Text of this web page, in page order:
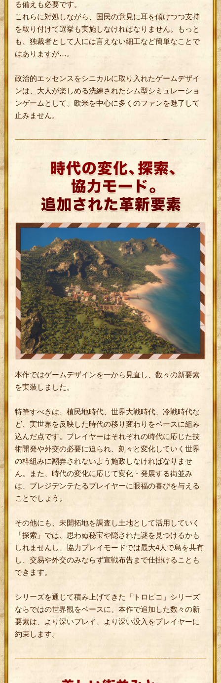
る備えも必要です。
これらに対処しながら、国民の意見に耳を傾けつつ支持
を取り付けて選挙も実施しなければなりません。もっと
も、独裁者として人には言えない細工など簡単なことで
はありますが…。
政治的エッセンスをシニカルに取り入れたゲームデザイ
ンは、大人が楽しめる洗練されたシム型シミュレーショ
ンゲームとして、欧米を中心に多くのファンを魅了して
止みません。
本作ではゲームデザインを一から見直し、数々の新要素
を実装しました。
特筆すべきは、植民地時代、世界大戦時代、冷戦時代な
ど、実世界を反映した時代の移り変わりをベースに組み
込んだ点です。プレイヤーはそれぞれの時代に応じた技
術開発や外交の必要に迫られ、刻々と変化していく世界
の枠組みに翻弄されないよう施政しなければなりませ
ん。また、時代の変化に応じて変化・発展する街並み
は、プレジデンテたるプレイヤーに眼福の喜びを与える
ことでしょう。
その他にも、未開拓地を調査し土地として活用していく
「探索」では、思わぬ秘宝や隠された謎を見つけるかも
しれませんし、協力プレイモードでは最大4人で島を共有
し、交易や外交のみならず宣戦布告まで仕掛けることも
できます。
シリーズを通じて積み上げてきた「トロピコ」シリーズ
ならではの世界観をベースに、本作で追加した数々の新
要素は、より深いプレイ、より深い没入をプレイヤーに
約束します。